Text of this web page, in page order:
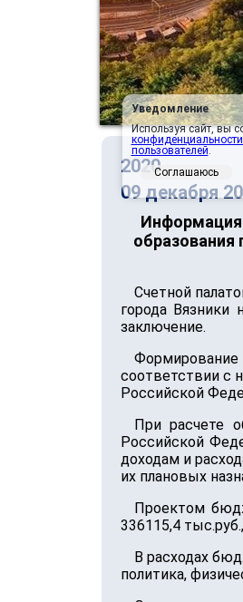
2020
09 декабря
Информация
образования
Счетной
города
заключение.
соответствии с
Российской
При расчете
Российской
доходам и
их плановых
Проектом
336115,4
В расходах
политика,
Уведомление
Используя сайт, вы
пользователей.
Соглашаюсь